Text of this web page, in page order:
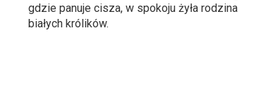
gdzie panuje cisza, w spokoju żyła rodzina
białych królików.